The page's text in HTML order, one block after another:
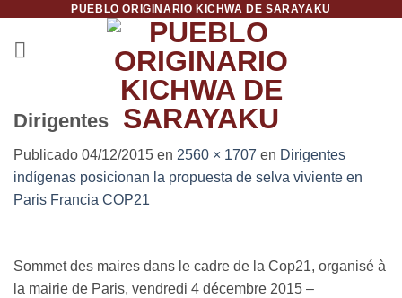
contenido
PUEBLO ORIGINARIO KICHWA DE SARAYAKU
Dirigentes
Publicado 04/12/2015 en 2560 × 1707 en Dirigentes
indígenas posicionan la propuesta de selva viviente en
Paris Francia COP21
Sommet des maires dans le cadre de la Cop21, organisé à
la mairie de Paris, vendredi 4 décembre 2015 –